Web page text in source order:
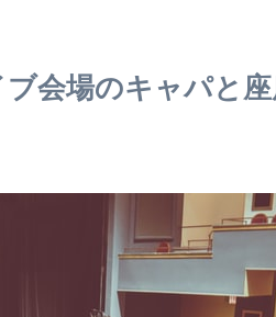
会場のキャパと